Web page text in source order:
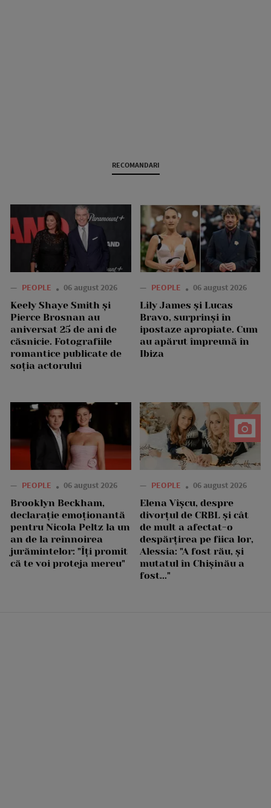
RECOMANDARI
— PEOPLE 06 august 2026
Keely Shaye Smith și
Pierce Brosnan au
aniversat 25 de ani de
căsnicie. Fotografiile
romantice publicate de
soția actorului
— PEOPLE 06 august 2026
Lily James și Lucas
Bravo, surprinși în
ipostaze apropiate. Cum
au apărut împreună în
Ibiza
— PEOPLE 06 august 2026
Brooklyn Beckham,
declarație emoționantă
pentru Nicola Peltz la un
an de la reînnoirea
jurămintelor: "Îți promit
că te voi proteja mereu"
— PEOPLE 06 august 2026
Elena Vîșcu, despre
divorțul de CRBL și cât
de mult a afectat-o
despărțirea pe fiica lor,
Alessia: "A fost rău, și
mutatul în Chișinău a
fost..."